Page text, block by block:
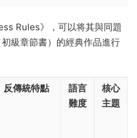
Rules》，可以将其與同題
級章節書）的經典作品進行
反傳統特點
語言
難度
核心
主題